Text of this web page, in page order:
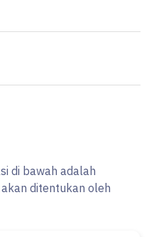
di bawah adalah
ditentukan oleh